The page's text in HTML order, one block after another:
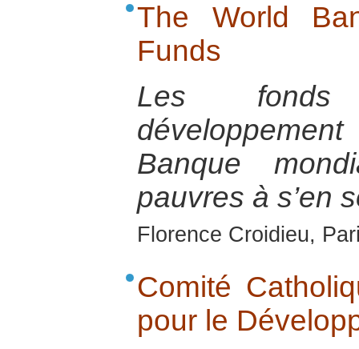
The World
Funds
Les fonds
Banque
pauvres à s’en
Florence Croidieu,
Comité
pour le